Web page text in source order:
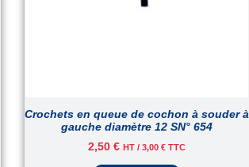
Crochets en queue de cochon à souder à
gauche diamètre 12 SN° 654
2,50 € HT / 3,00 €TTC